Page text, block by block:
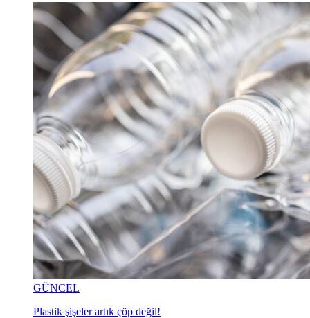
GÜNCEL
Plastik şişeler artık çöp değil!